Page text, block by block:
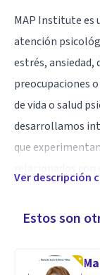
MAP Institute es
atención
estrés, ansiedad,
preocupaciones
de vida o salud
desarrollamos
que
para ayudar a
afecciones
ofrecemos una
Ver descripción
Estos son